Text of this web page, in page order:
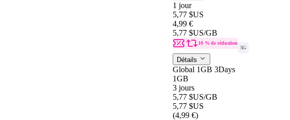
1 jour
5,77 $US
4,99 €
5,77 $US/GB
10 % de réduction
5G
Détails
Global 1GB 3Days
1GB
3 jours
5,77 $US/GB
5,77 $US
(4,99 €)